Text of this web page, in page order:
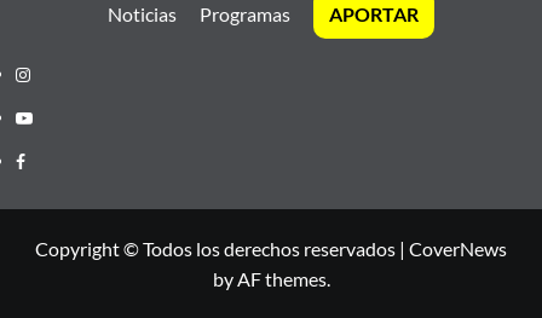
Noticias Programas APORTAR
Instagram
Youtube
Facebook
Copyright © Todos los derechos reservados | CoverNews
by AF themes.